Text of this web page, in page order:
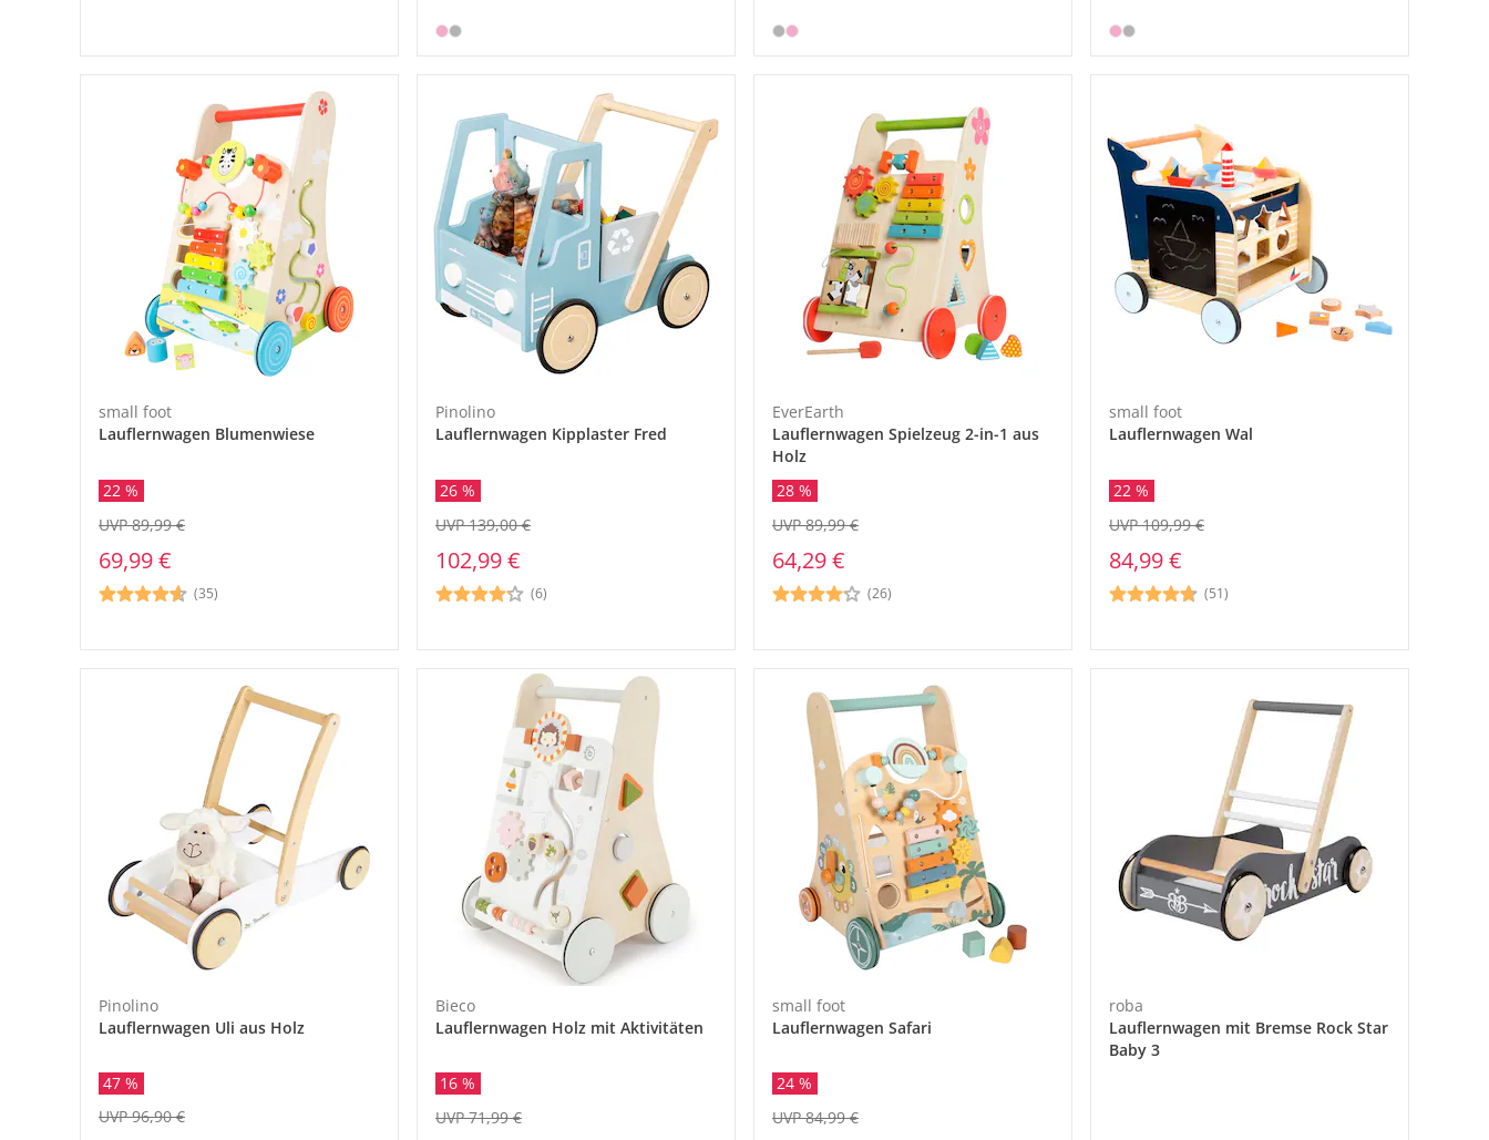
small foot
Lauflernwagen Blumenwiese
22 %
69,99 €
UVP 89,99 €
(35)
Pinolino
Lauflernwagen Kipplaster Fred
26 %
102,99 €
UVP 139,00 €
(6)
EverEarth
Lauflernwagen Spielzeug 2-in-1 aus
Holz
28 %
64,29 €
UVP 89,99 €
(26)
small foot
Lauflernwagen Wal
22 %
84,99 €
UVP 109,99 €
(51)
Pinolino
Lauflernwagen Uli aus Holz
47 %
UVP 96,90 €
Bieco
Lauflernwagen Holz mit Aktivitäten
16 %
UVP 71,99 €
small foot
Lauflernwagen Safari
24 %
UVP 84,99 €
roba
Lauflernwagen mit Bremse Rock Star
Baby 3